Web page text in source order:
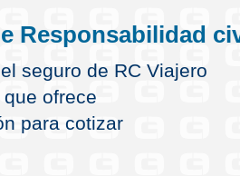
Responsabilidad
seguro de RC Viajero
ofrece
para cotizar